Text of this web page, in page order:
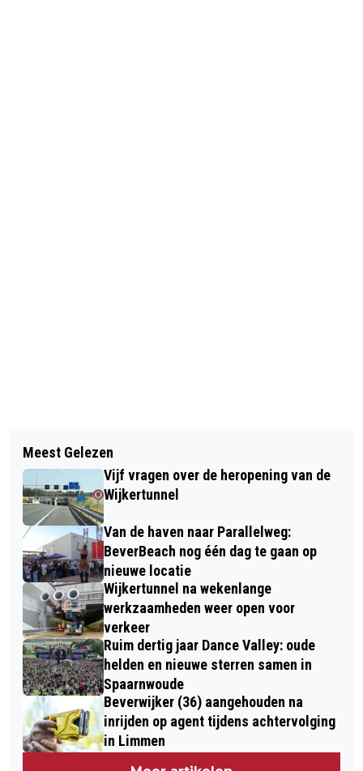
ELKE VIJF MINUTEN EEN TREIN VAN
AMSTERDAM EN HAARLEM NAAR
ZANDVOORT TIJDENS FORMULE 1-
WEEKEND
BRANDWEER BEZORGD OVER
VEILIGHEIDSRISICO’S ELEKTRISCHE
AUTO’S
Meest Gelezen
Vijf vragen over de heropening van de
Wijkertunnel
Van de haven naar Parallelweg:
BeverBeach nog één dag te gaan op
nieuwe locatie
Wijkertunnel na wekenlange
werkzaamheden weer open voor
verkeer
Ruim dertig jaar Dance Valley: oude
helden en nieuwe sterren samen in
Spaarnwoude
Beverwijker (36) aangehouden na
inrijden op agent tijdens achtervolging
in Limmen